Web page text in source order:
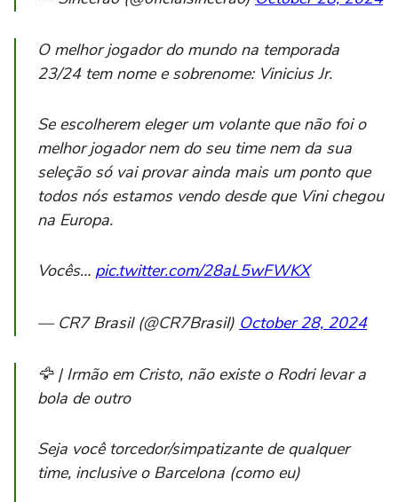
O melhor jogador do mundo na temporada
23/24 tem nome e sobrenome: Vinicius Jr.
Se escolherem eleger um volante que não foi o
melhor jogador nem do seu time nem da sua
seleção só vai provar ainda mais um ponto que
todos nós estamos vendo desde que Vini chegou
na Europa.
Vocês… pic.twitter.com/28aL5wFWKX
— CR7 Brasil (@CR7Brasil) October 28, 2024
🦅 | Irmão em Cristo, não existe o Rodri levar a
bola de outro
Seja você torcedor/simpatizante de qualquer
time, inclusive o Barcelona (como eu)